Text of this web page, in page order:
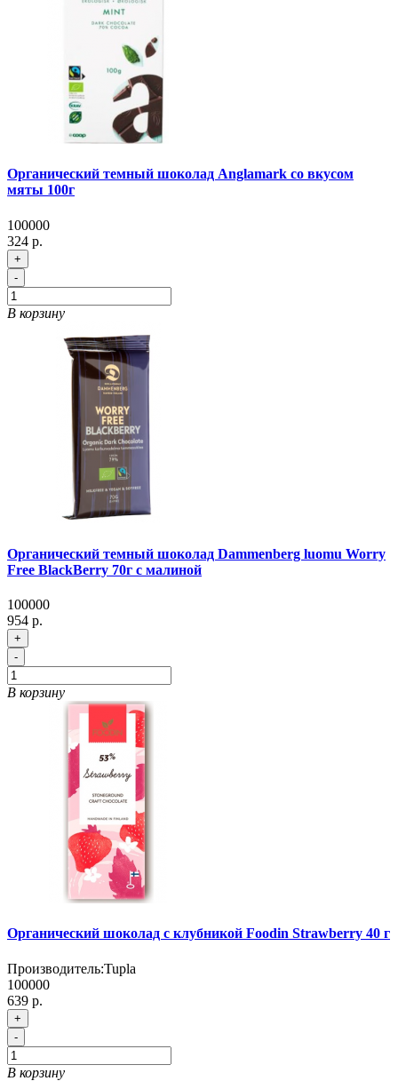
Органический темный шоколад Anglamark со вкусом
мяты 100г
100000
324 р.
+
-
В корзину
Органический темный шоколад Dammenberg luomu Worry
Free BlackBerry 70г с малиной
100000
954 р.
+
-
В корзину
Органический шоколад с клубникой Foodin Strawberry 40 г
Производитель:Tupla
100000
639 р.
+
-
В корзину